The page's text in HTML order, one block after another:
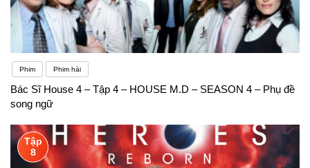
Phim Phim hài
Bác Sĩ House 4 – Tập 4 – HOUSE M.D – SEASON 4 – Phụ đề
song ngữ
Tập
8